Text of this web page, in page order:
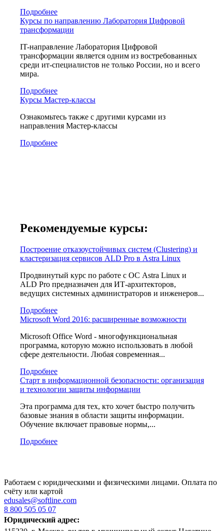
Подробнее
Курсы по направлению Лаборатория Цифровой
трансформации
IT-направление Лаборатория Цифровой
трансформации является одним из востребованных
среди ит-специалистов не только России, но и всего
мира.
Подробнее
Курсы Мастер-классы
Ознакомьтесь также с другими курсами из
направления Мастер-классы
Подробнее
Рекомендуемые курсы:
Построение отказоустойчивых систем (Clustering) и
кластеризация сервисов ALD Pro в Astra Linux
Продвинутый курс по работе с ОС Astra Linux и
ALD Pro предназначен для ИТ-архитекторов,
ведущих системных администраторов и инженеров...
Подробнее
Microsoft Word 2016: расширенные возможности
Microsoft Office Word - многофункциональная
программа, которую можно использовать в любой
сфере деятельности. Любая современная...
Подробнее
Старт в информационной безопасности: организация
и технологии защиты информации
Эта программа для тех, кто хочет быстро получить
базовые знания в области защиты информации.
Обучение включает правовые нормы,...
Подробнее
Работаем с юридическими и физическими лицами. Оплата по
счёту или картой
edusales@softline.com
8 800 505 05 07
Юридический адрес: